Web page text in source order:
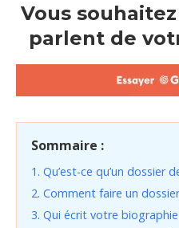
Vous
parlent de
Sommaire :
1. Qu’est-ce qu’un dossier
2. Comment faire un
3. Qui écrit votre